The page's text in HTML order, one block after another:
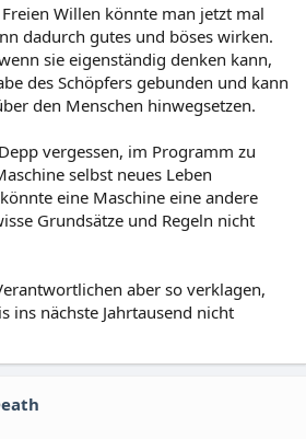
Willen könnte man jetzt mal
dadurch gutes und böses wirken.
sie eigenständig denken kann,
des Schöpfers gebunden und kann
den Menschen hinwegsetzen.
vergessen, im Programm zu
selbst neues Leben
eine Maschine eine andere
Grundsätze und Regeln nicht
aber so verklagen,
ins nächste Jahrtausend nicht